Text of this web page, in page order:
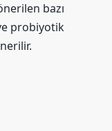
bazı
probiyotik